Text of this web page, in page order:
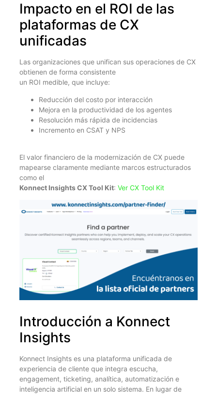
Impacto en el ROI de las
plataformas de CX
unificadas
Las organizaciones que unifican sus operaciones de CX
obtienen de forma consistente
un ROI medible, que incluye:
Reducción del costo por interacción
Mejora en la productividad de los agentes
Resolución más rápida de incidencias
Incremento en CSAT y NPS
El valor financiero de la modernización de CX puede
mapearse claramente mediante marcos estructurados
como el
Konnect Insights CX Tool Kit: Ver CX Tool Kit
Introducción a Konnect
Insights
Konnect Insights es una plataforma unificada de
experiencia de cliente que integra escucha,
engagement, ticketing, analítica, automatización e
inteligencia artificial en un solo sistema. En lugar de